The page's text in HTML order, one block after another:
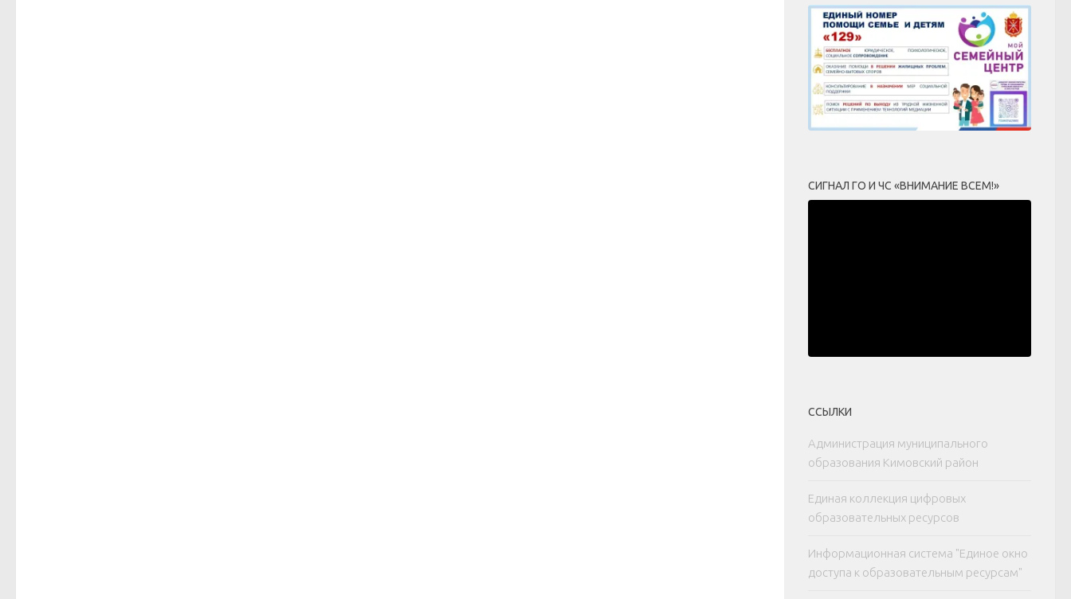
СИГНАЛ ГО И ЧС «ВНИМАНИЕ ВСЕМ!»
ССЫЛКИ
Администрация муниципального
образования Кимовский район
Единая коллекция цифровых
образовательных ресурсов
Информационная система "Единое окно
доступа к образовательным ресурсам"